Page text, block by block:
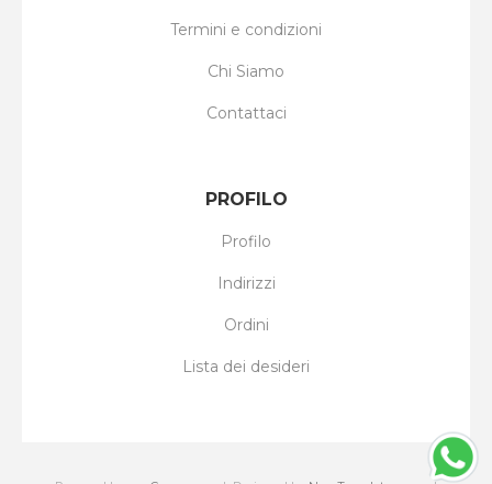
Termini e condizioni
Chi Siamo
Contattaci
PROFILO
Profilo
Indirizzi
Ordini
Lista dei desideri